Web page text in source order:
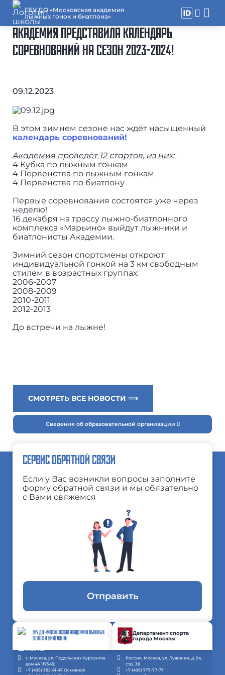
ГБУ ДО «Московская академия
лыжных гонок и биатлона»
АКАДЕМИЯ ПРЕДСТАВИЛА КАЛЕНДАРЬ
СОРЕВНОВАНИЙ НА СЕЗОН 2023-2024!
09.12.2023
В этом зимнем сезоне нас ждёт насыщенный
календарь соревнований!
Академия проведёт 12 стартов, из них:
4 Кубка по лыжным гонкам
4 Первенства по лыжным гонкам
4 Первенства по биатлону
Первые соревнования состоятся уже через
неделю!
16 декабря на трассу лыжно-биатлонного
комплекса «Марьино» выйдут лыжники и
биатлонисты Академии.
Зимний сезон спортсмены откроют
индивидуальной гонкой на 3 км свободным
стилем в возрастных группах:
2006-2007
2008-2009
2010-2011
2012-2013
До встречи на лыжне!
СМОТРЕТЬ ВСЕ НОВОСТИ ⟹
Сведения об образовательной организации
СЕРВИС ОБРАТНОЙ СВЯЗИ
Если у Вас возникли вопросы заполните
форму обратной связи и мы обязательно
с Вами свяжемся
Отправить
ГБУ ДО «МОСКОВСКАЯ АКАДЕМИЯ ЛЫЖНЫХ
ГОНОК И БИАТЛОНА»
г. Москва, ул. Подольских Курсантов
дом 4А 117545;
+7 (495) 382-61-47 Основной
Департамент спорта
города Москвы
Россия, Москва, ул. Лужники, д. 24,
стр. 38
+7 (495) 777-77-77